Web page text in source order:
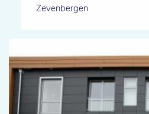
Zevenbergen